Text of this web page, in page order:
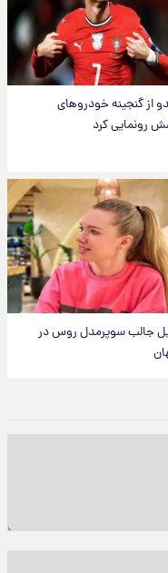
از گنجینه خودروهای
رونمایی کرد
جالب سوپرمدل روس در